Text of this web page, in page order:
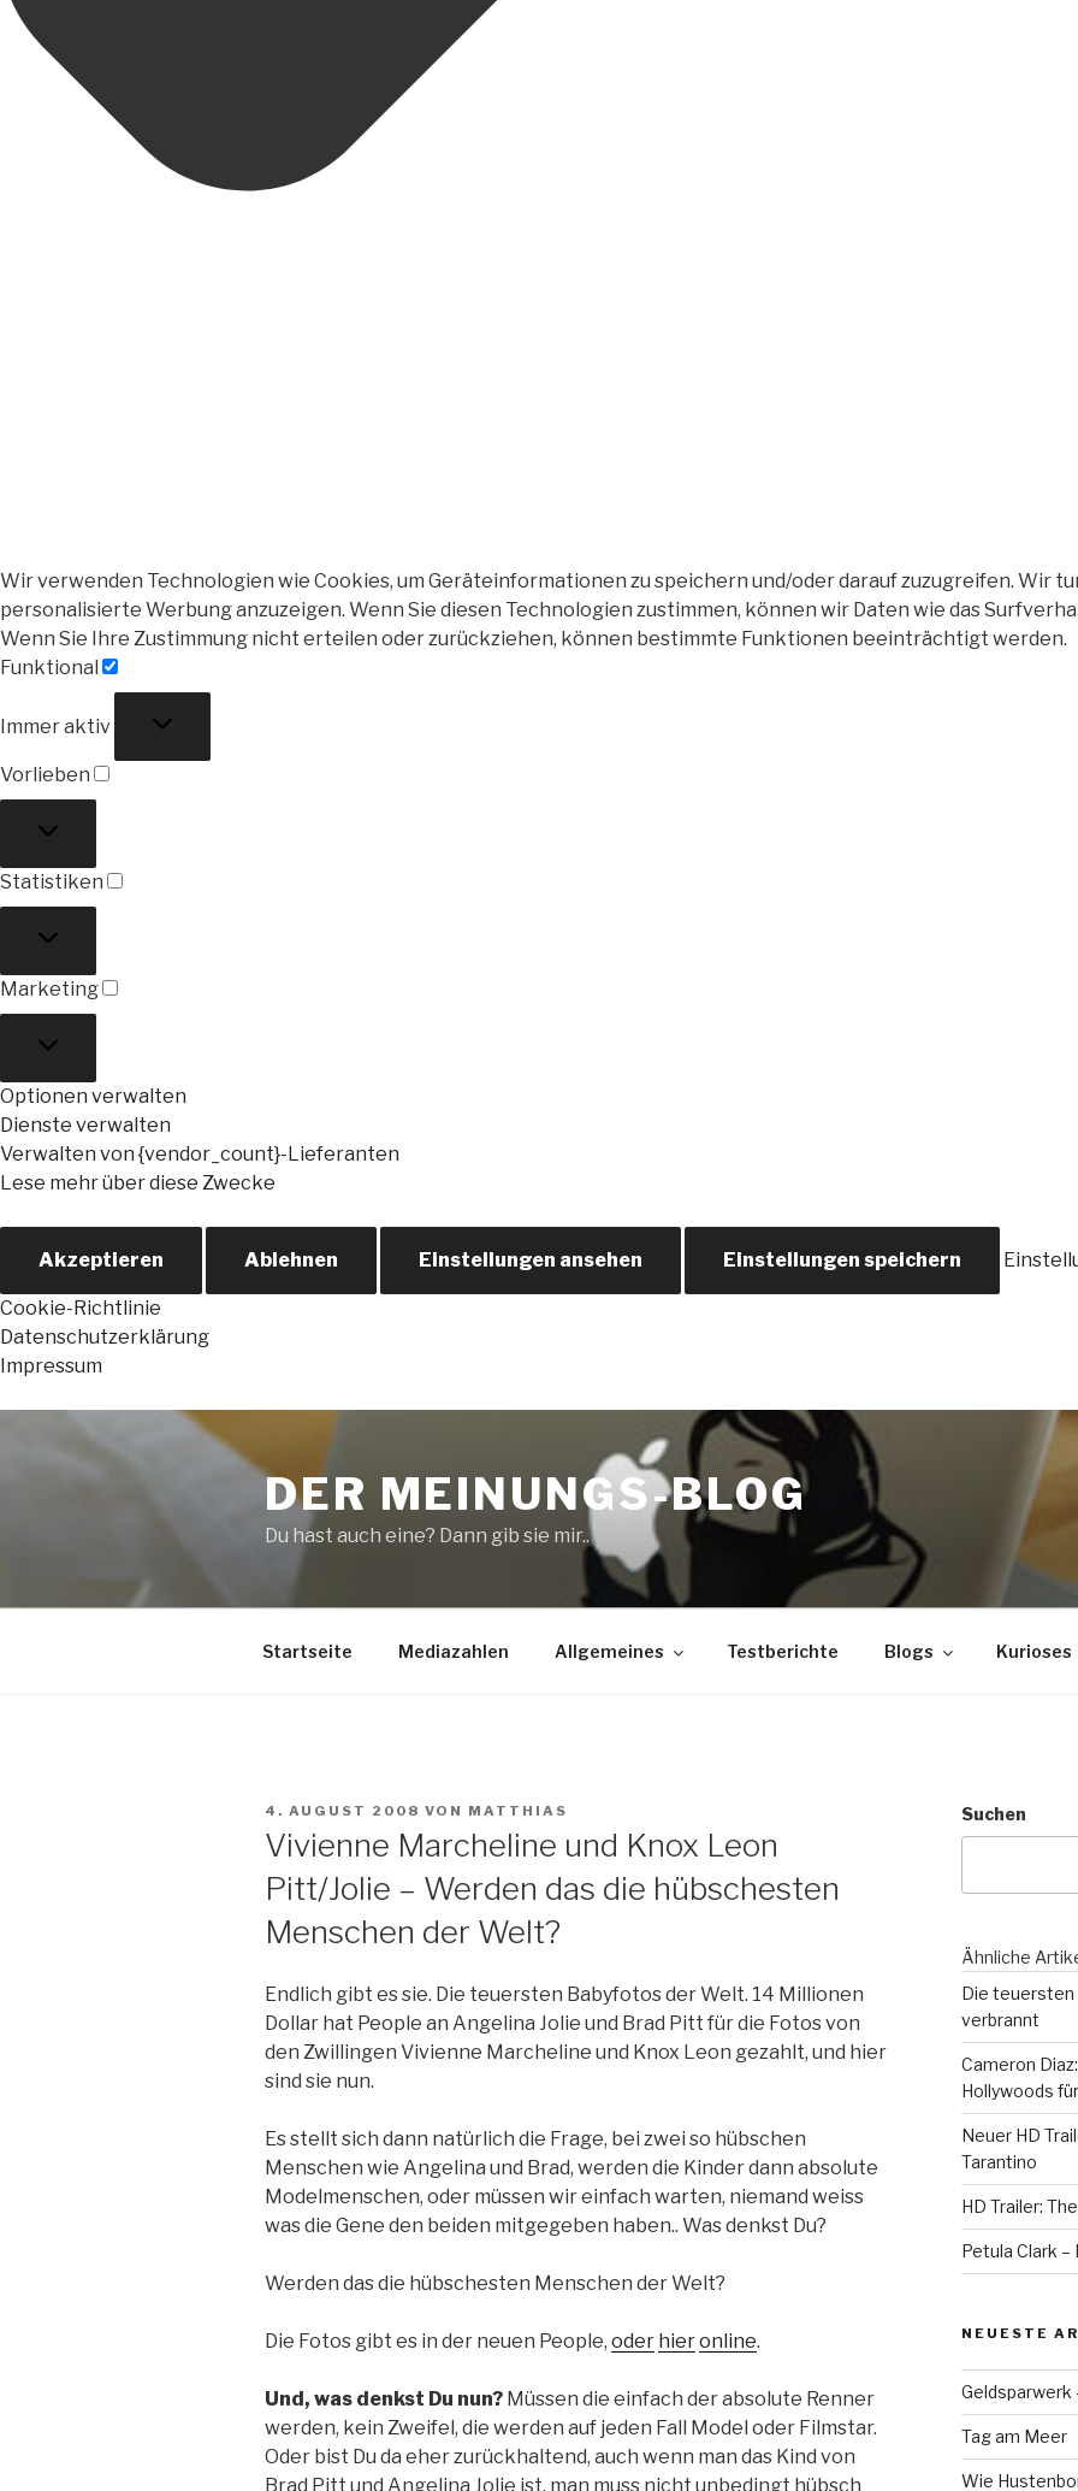
Wir verwenden Technologien wie Cookies, um Geräteinformationen zu speichern und/oder darauf zuzugreifen. Wir
personalisierte Werbung anzuzeigen. Wenn Sie diesen Technologien zustimmen, können wir Daten wie das
Wenn Sie Ihre Zustimmung nicht erteilen oder zurückziehen, können bestimmte Funktionen beeinträchtigt werden.
Funktional
Immer aktiv
Vorlieben
Statistiken
Marketing
Optionen verwalten
Dienste verwalten
Verwalten von {vendor_count}-Lieferanten
Lese mehr über diese Zwecke
Akzeptieren Ablehnen Einstellungen ansehen Einstellungen speichern
Cookie-Richtlinie
Datenschutzerklärung
Impressum
springen
DER MEINUNGS-BLOG
Du hast auch eine? Dann gib sie mir..
Startseite Mediazahlen Allgemeines Testberichte Blogs Kurioses
VERÖFFENTLICHT
4. AUGUST 2008 VON MATTHIAS
Vivienne Marcheline und Knox Leon
Pitt/Jolie – Werden das die hübschesten
Menschen der Welt?
Endlich gibt es sie. Die teuersten Babyfotos der Welt. 14 Millionen
Dollar hat People an Angelina Jolie und Brad Pitt für die Fotos von
den Zwillingen Vivienne Marcheline und Knox Leon gezahlt, und hier
sind sie nun.
Es stellt sich dann natürlich die Frage, bei zwei so hübschen
Menschen wie Angelina und Brad, werden die Kinder dann absolute
Modelmenschen, oder müssen wir einfach warten, niemand weiss
was die Gene den beiden mitgegeben haben.. Was denkst Du?
Werden das die hübschesten Menschen der Welt?
Die Fotos gibt es in der neuen People, oder hieronline.
Und, was denkst Du nun? Müssen die einfach der absolute Renner
werden, kein Zweifel, die werden auf jeden Fall Model oder Filmstar.
Oder bist Du da eher zurückhaltend, auch wenn man das Kind von
Brad Pitt und Angelina Jolie ist, man muss nicht unbedingt hübsch
Suchen
Ähnliche
Die teuersten
verbrannt
Cameron
Hollywoods
Neuer HD
Tarantino
HD Trailer:
Petula Clark
NEUESTE
Geldsparwerk
Tag am Meer
Wie